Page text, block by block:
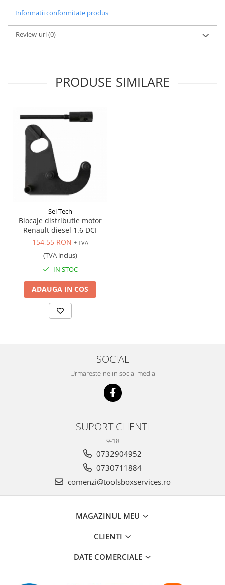
Scule camioane
Scule diverse mecanica
Scule motor
Scule sistem franare
Scule supape
Scule suspensie
Scule transmisie
Set / trusa chei tubulare
Set burghie si freze
Set chei
Set prelungitoare
Set surubelnite
Testare cuplu dinamometric de
strangere
Trusa / Set tarozi si filiere
Trusa imbus hex,torx,ribe,M-uri
Tubulare speciale
Informatii conformitate produs
Review-uri(0)
PRODUSE SIMILARE
Sel Tech
Blocaje distributie motor
Renault diesel 1.6 DCI
154,55 RON + TVA
(TVA inclus)
IN STOC
ADAUGA IN COS
SOCIAL
Urmareste-ne in social media
SUPORT CLIENTI
9-18
0732904952
0730711884
comenzi@toolsboxservices.ro
MAGAZINUL MEU
CLIENTI
DATE COMERCIALE